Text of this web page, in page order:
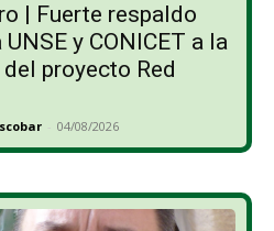
| Fuerte respaldo
y CONICET a la
proyecto Red
- 04/08/2026